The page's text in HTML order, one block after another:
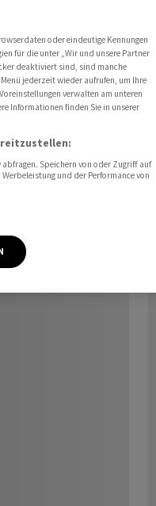
oder eindeutige Kennungen
für die unter „Wir und unsere Partner
deaktiviert sind, sind manche
jederzeit wieder aufrufen, um Ihre
verwalten am unteren
Informationen finden Sie in unserer
Speichern von oder Zugriff auf
und der Performance von